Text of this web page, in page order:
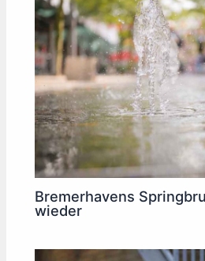
Bremerhavens
wieder